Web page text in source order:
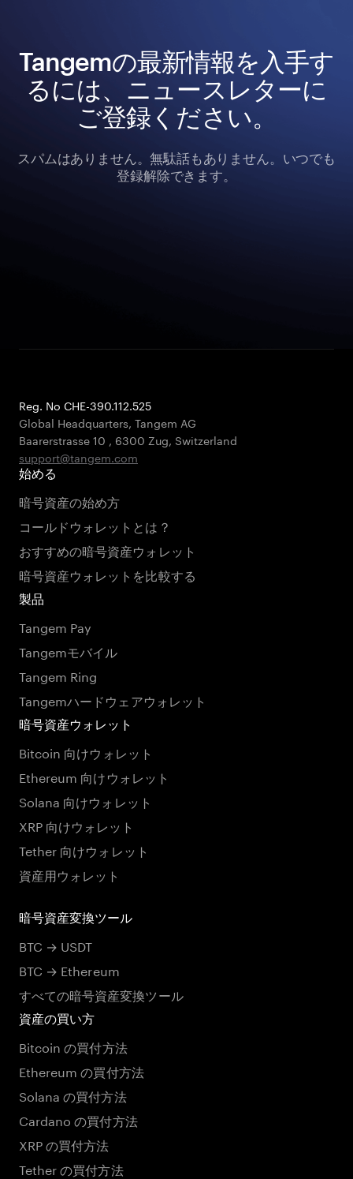
Tangemの最新情報を入手す
るには、ニュースレターに
ご登録ください。
スパムはありません。無駄話もありません。いつでも
登録解除できます。
Reg. No CHE-390.112.525
Global Headquarters, Tangem AG
Baarerstrasse 10 , 6300 Zug, Switzerland
support@tangem.com
始める
暗号資産の始め方
コールドウォレットとは？
おすすめの暗号資産ウォレット
暗号資産ウォレットを比較する
製品
Tangem Pay
Tangemモバイル
Tangem Ring
Tangemハードウェアウォレット
暗号資産ウォレット
Bitcoin 向けウォレット
Ethereum 向けウォレット
Solana 向けウォレット
XRP 向けウォレット
Tether 向けウォレット
資産用ウォレット
暗号資産変換ツール
BTC → USDT
BTC → Ethereum
すべての暗号資産変換ツール
資産の買い方
Bitcoin の買付方法
Ethereum の買付方法
Solana の買付方法
Cardano の買付方法
XRP の買付方法
Tether の買付方法